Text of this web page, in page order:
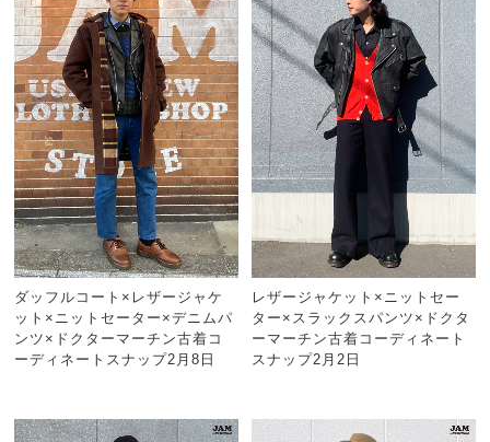
ダッフルコート×レザージャケ
ット×ニットセーター×デニムパ
ンツ×ドクターマーチン古着コ
ーディネートスナップ2月8日
レザージャケット×ニットセー
ター×スラックスパンツ×ドクタ
ーマーチン古着コーディネート
スナップ2月2日